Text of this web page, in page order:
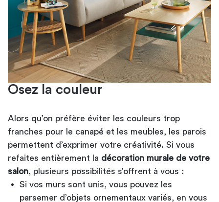
Osez la couleur
Alors qu’on préfère éviter les couleurs trop
franches pour le canapé et les meubles, les parois
permettent d’exprimer votre créativité. Si vous
refaites entièrement la décoration murale de votre
salon , plusieurs possibilités s’offrent à vous :
Si vos murs sont unis, vous pouvez les
parsemer d’objets ornementaux variés , en vous